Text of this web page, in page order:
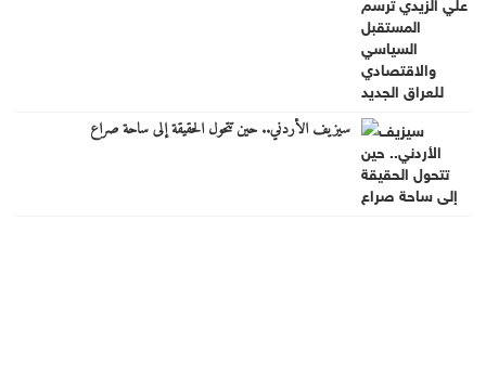
سيزيف الأردني.. حين تتحول الحقيقة إلى ساحة صراع